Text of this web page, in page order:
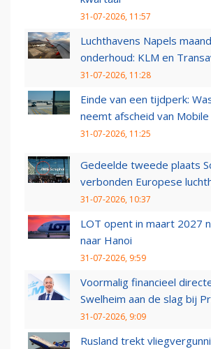
31-07-2026, 11:57
Luchthavens Napels
onderhoud: KLM en
31-07-2026, 11:28
Einde van een tijdperk:
neemt afscheid van
31-07-2026, 11:25
Gedeelde tweede plaats
verbonden Europese
31-07-2026, 10:37
LOT opent in maart 2027
naar Hanoi
31-07-2026, 9:59
Voormalig financieel
Swelheim aan de slag bij
31-07-2026, 9:09
Rusland trekt